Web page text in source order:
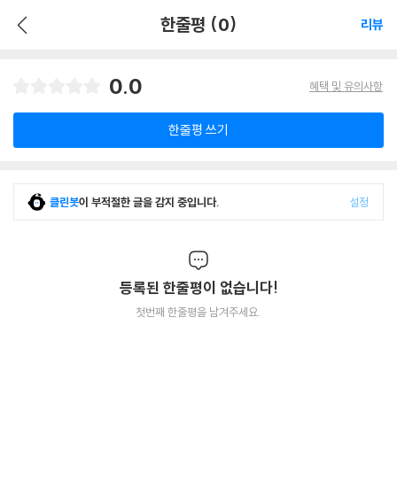
한줄평 (0) 리뷰
0.0 혜택 및 유의사항
한줄평 쓰기
클린봇이 부적절한 글을 감지 중입니다. 설정
등록된 한줄평이 없습니다!
첫번째 한줄평을 남겨주세요.